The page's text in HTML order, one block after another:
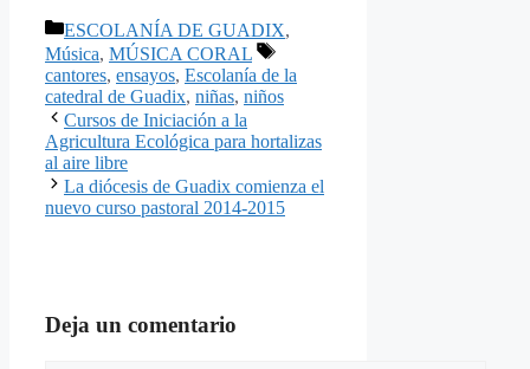
Categorías
ESCOLANÍA DE GUADIX,
Música, MÚSICA CORAL
Etiquetas
cantores, ensayos, Escolanía de la
catedral de Guadix, niñas, niños
Cursos de Iniciación a la
Agricultura Ecológica para hortalizas
al aire libre
La diócesis de Guadix comienza el
nuevo curso pastoral 2014-2015
Deja un comentario